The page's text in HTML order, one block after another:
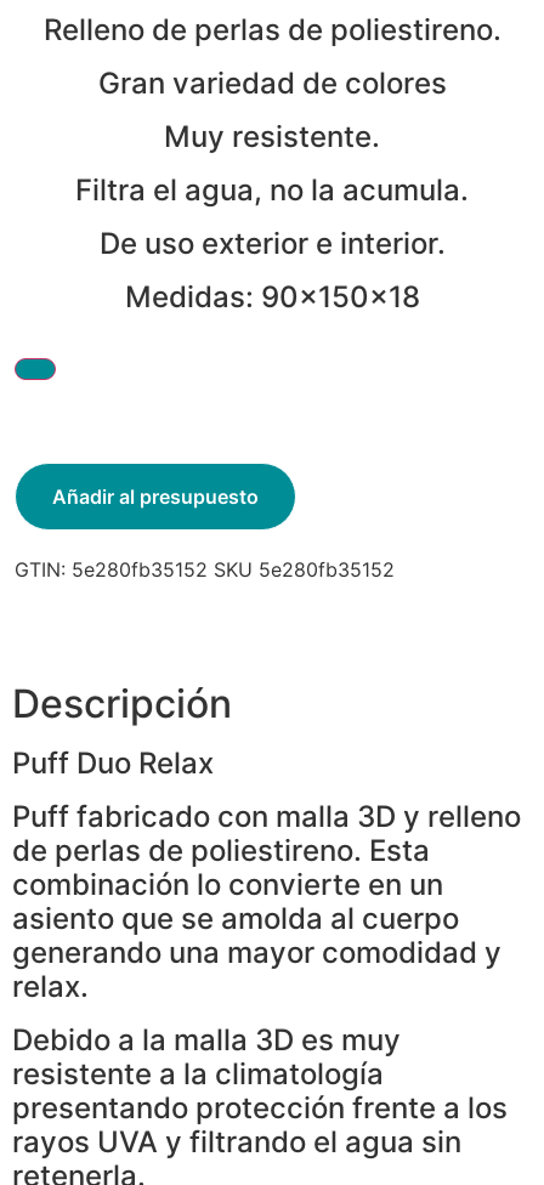
Relleno de perlas de poliestireno.
Gran variedad de colores
Muy resistente.
Filtra el agua, no la acumula.
De uso exterior e interior.
Medidas: 90x150x18
Añadir al presupuesto
GTIN: 5e280fb35152 SKU 5e280fb35152
Descripción
Puff Duo Relax
Puff fabricado con malla 3D y relleno
de perlas de poliestireno. Esta
combinación lo convierte en un
asiento que se amolda al cuerpo
generando una mayor comodidad y
relax.
Debido a la malla 3D es muy
resistente a la climatología
presentando protección frente a los
rayos UVA y filtrando el agua sin
retenerla.